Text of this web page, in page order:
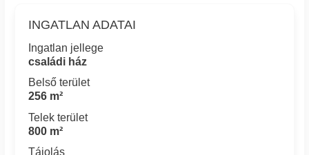
INGATLAN ADATAI
Ingatlan jellege
családi ház
Belső terület
256 m²
Telek terület
800 m²
Tájolás